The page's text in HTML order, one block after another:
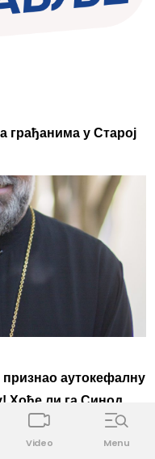
грађанима у Старој
признао аутокефалну
Хоће ли га Синод
Video Menu